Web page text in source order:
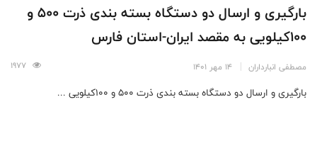
بارگیری و ارسال دو دستگاه بسته بندی ذرت 500 و
100کیلویی به مقصد ایران-استان فارس
مصطفی انبارداران 14 مهر 1401
بارگیری و ارسال دو دستگاه بسته بندی ذرت 500 و 100کیلویی ...